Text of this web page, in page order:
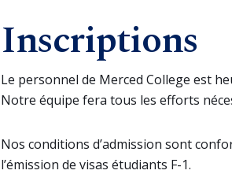
Inscriptions
Le personnel de Merced College est
Notre équipe fera tous les efforts
Nos conditions d’admission sont
l’émission de visas étudiants F-1.